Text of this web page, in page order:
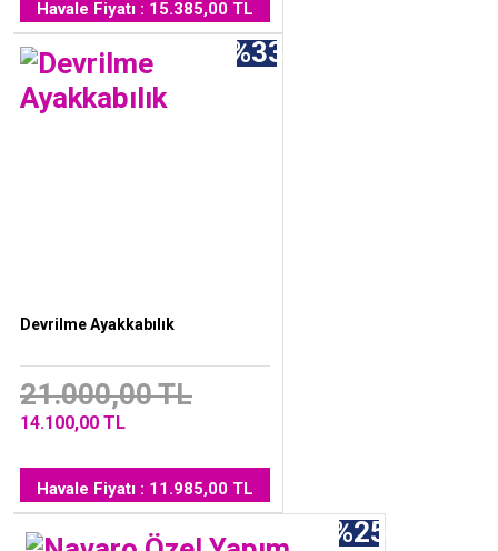
Havale Fiyatı : 15.385,00 TL
%33
Devrilme Ayakkabılık
21.000,00 TL
14.100,00 TL
Havale Fiyatı : 11.985,00 TL
%25